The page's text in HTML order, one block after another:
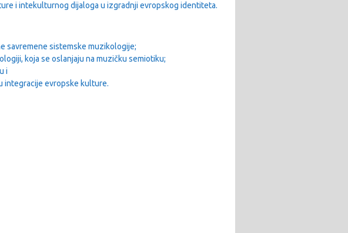
i intekulturnog dijaloga u izgradnji evropskog identiteta.
savremene sistemske muzikologije;
koja se oslanjaju na muzičku semiotiku;
i
integracije evropske kulture.